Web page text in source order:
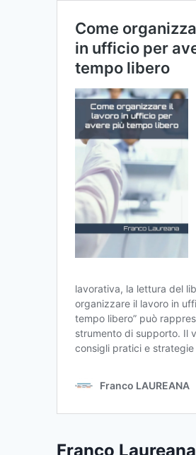
Franco Laureana